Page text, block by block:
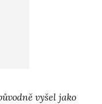
vyšel jako